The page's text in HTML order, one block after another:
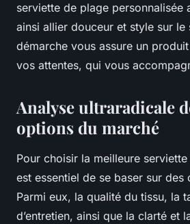
serviette de plage personnalisée
ainsi allier douceur et style sur le
démarche vous assure un
vos attentes, qui vous
Analyse ultraradicale
options du marché
Pour choisir la meilleure
est essentiel de se baser sur des
Parmi eux, la qualité du tissu, la
d’entretien, ainsi que la clarté et